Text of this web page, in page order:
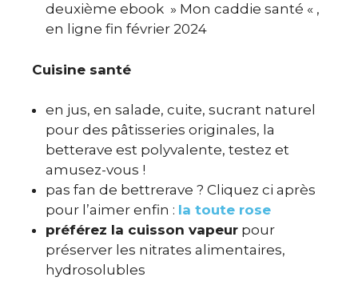
deuxième ebook » Mon caddie santé « ,
en ligne fin février 2024
Cuisine santé
en jus, en salade, cuite, sucrant naturel
pour des pâtisseries originales, la
betterave est polyvalente, testez et
amusez-vous !
pas fan de bettrerave ? Cliquez ci après
pour l’aimer enfin : la toute rose
préférez la cuisson vapeur pour
préserver les nitrates alimentaires,
hydrosolubles